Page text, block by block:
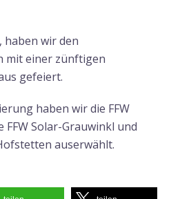
haben wir den
mit einer zünftigen
gefeiert.
haben wir die FFW
FFW Solar-Grauwinkl und
auserwählt.